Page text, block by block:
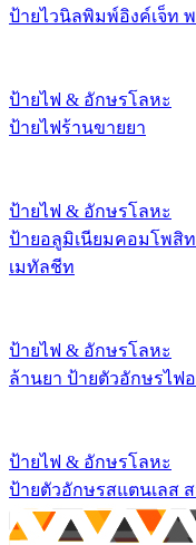
ป้ายไวนิลพิมพ์อิงค์เจ็ท
ป้ายไฟ & อักษรโลหะ
ป้ายไฟร้านขายยา
ป้ายไฟ & อักษรโลหะ
ป้ายอลูมิเนียมคอมโพสิ
เมทัลชีท
ป้ายไฟ & อักษรโลหะ
ล้านยา ป้ายตัวอักษรไฟ
ป้ายไฟ & อักษรโลหะ
ป้ายตัวอักษรสแตนเลส